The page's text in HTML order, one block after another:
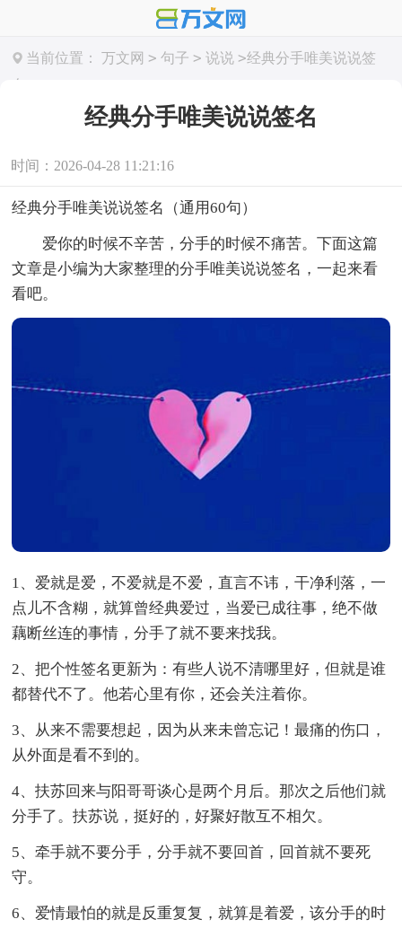
当前位置： 万文网 > 句子 > 说说 >经典分手唯美说说签
名
经典分手唯美说说签名
时间：2026-04-28 11:21:16
经典分手唯美说说签名（通用60句）
爱你的时候不辛苦，分手的时候不痛苦。下面这篇
文章是小编为大家整理的分手唯美说说签名，一起来看
看吧。
1、爱就是爱，不爱就是不爱，直言不讳，干净利落，一
点儿不含糊，就算曾经典爱过，当爱已成往事，绝不做
藕断丝连的事情，分手了就不要来找我。
2、把个性签名更新为：有些人说不清哪里好，但就是谁
都替代不了。他若心里有你，还会关注着你。
3、从来不需要想起，因为从来未曾忘记！最痛的伤口，
从外面是看不到的。
4、扶苏回来与阳哥哥谈心是两个月后。那次之后他们就
分手了。扶苏说，挺好的，好聚好散互不相欠。
5、牵手就不要分手，分手就不要回首，回首就不要死
守。
6、爱情最怕的就是反重复复，就算是着爱，该分手的时